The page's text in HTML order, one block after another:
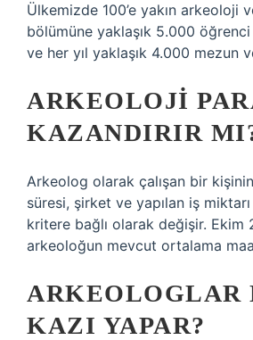
Ülkemizde 100’e yakın arkeoloji
bölümüne yaklaşık 5.000
ve her yıl yaklaşık 4.000 mezun
ARKEOLOJI
KAZANDIRIR
Arkeolog olarak çalışan bir
süresi, şirket ve yapılan iş
kritere bağlı olarak değişir. Ekim
arkeoloğun mevcut ortalama
ARKEOLOGLAR
KAZI YAPAR?